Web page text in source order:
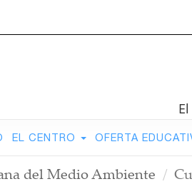
EL CENTRO OFERTA
del Medio Ambiente